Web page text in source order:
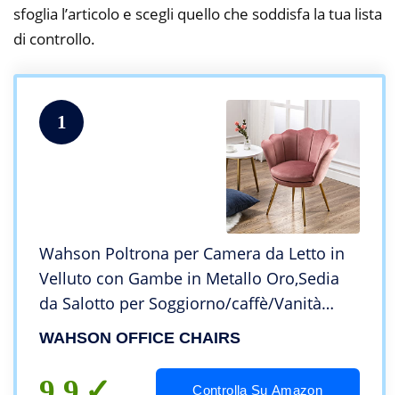
sfoglia l’articolo e scegli quello che soddisfa la tua lista
di controllo.
1
Wahson Poltrona per Camera da Letto in
Velluto con Gambe in Metallo Oro,Sedia
da Salotto per Soggiorno/caffè/Vanità
(Rosa)
WAHSON OFFICE CHAIRS
Controlla Su Amazon